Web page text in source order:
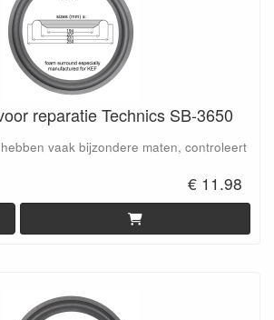
reparatie Technics SB-3650
vaak bijzondere maten, controleert
€ 11.98